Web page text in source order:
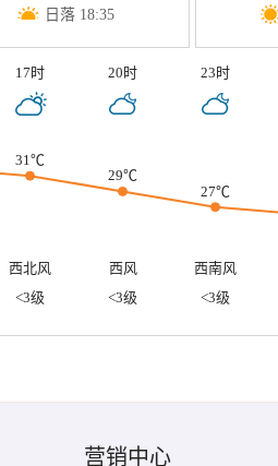
日落 18:35
17时 20时 23时
31℃
29℃
27℃
西北风 西风 西南风
<3级 <3级 <3级
营销中心